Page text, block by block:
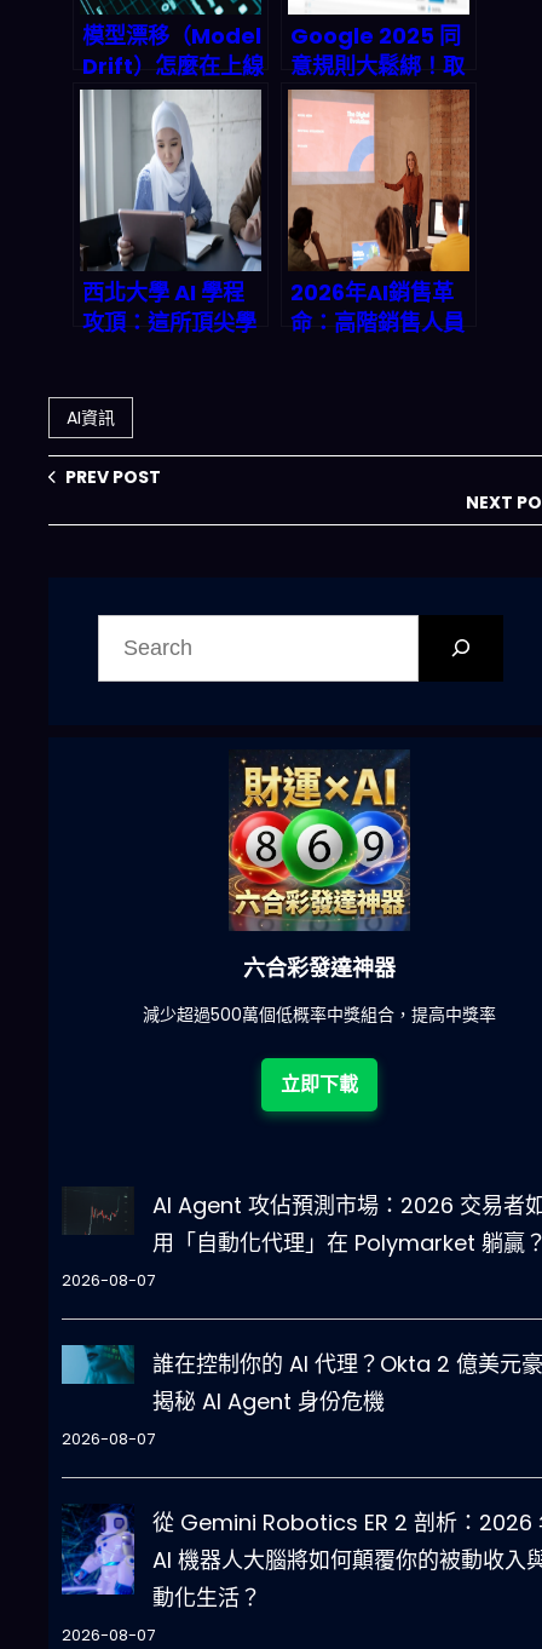
模型漂移（Model
Drift）怎麼在上線
後「偷偷降級」？
2026 可觀測性堆
栈與自動重訓完整
解法
Google 2025 同
意規則大鬆綁！取
消「必要資料」要
求，Analytics 與
Ads 追蹤從此超簡
單
西北大學 AI 學程
攻頂：這所頂尖學
戲規則？
2026年AI銷售革
命：高階銷售人員
AI資訊
PREV POST
NEXT
六合彩發達神器
減少超過500萬個低概率中獎組合，提高中獎率
立即下載
AI Agent 攻佔預測市場：2026 交易者
用「自動化代理」在 Polymarket 躺贏
2026-08-07
誰在控制你的 AI 代理？Okta 2 億美元
揭秘 AI Agent 身份危機
2026-08-07
從 Gemini Robotics ER 2 剖析：2026
AI 機器人大腦將如何顛覆你的被動收入
動化生活？
2026-08-07